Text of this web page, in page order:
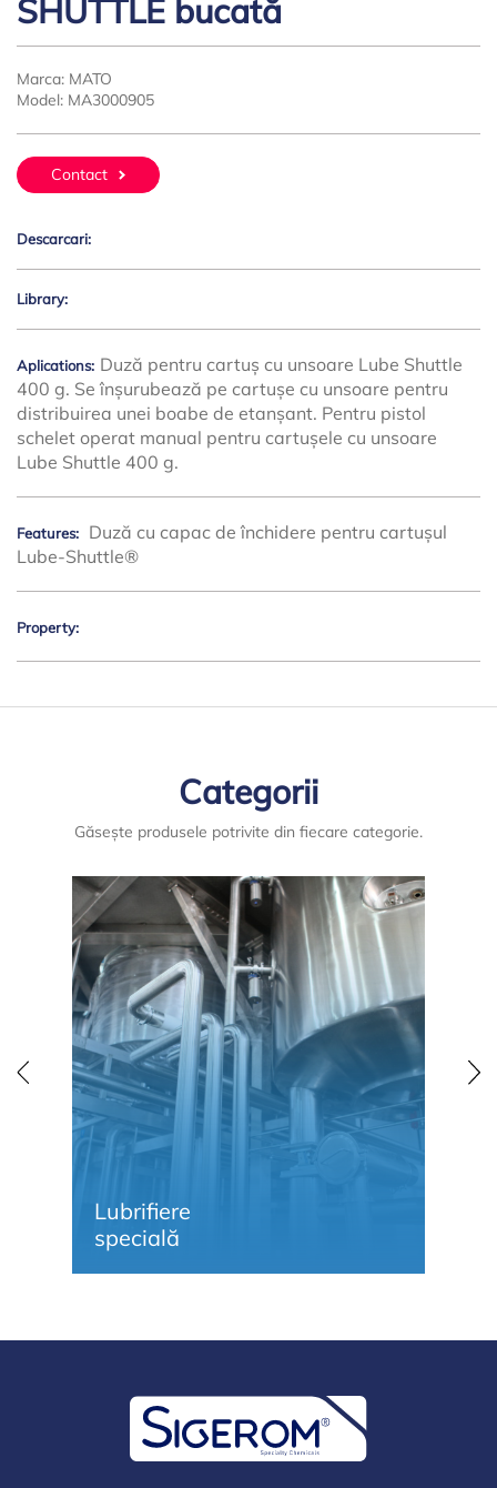
SHUTTLE bucată
Marca: MATO
Model: MA3000905
Contact
Descarcari:
Library:
Aplications: Duză pentru cartuș cu unsoare Lube Shuttle
400 g. Se înșurubează pe cartușe cu unsoare pentru
distribuirea unei boabe de etanșant. Pentru pistol
schelet operat manual pentru cartușele cu unsoare
Lube Shuttle 400 g.
Features:
Duză cu capac de închidere pentru cartușul
Lube-Shuttle®
Property:
Categorii
Găsește produsele potrivite din fiecare categorie.
Lubrifiere
specială